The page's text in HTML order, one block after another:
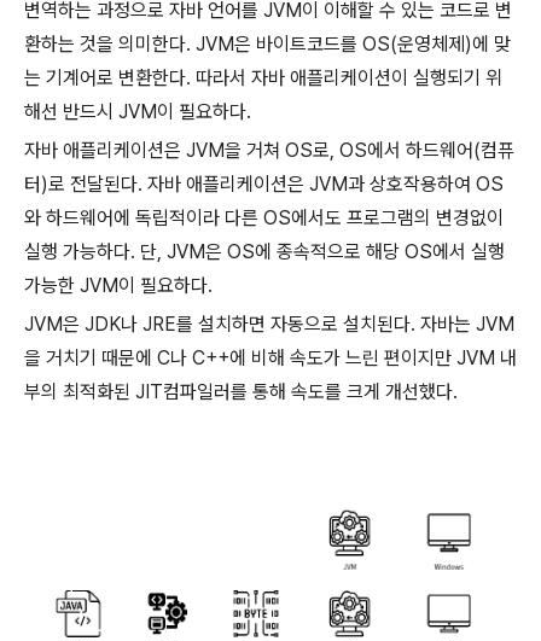
변역하는 과정으로 자바 언어를 JVM이 이해할 수 있는 코드로 변
환하는 것을 의미한다. JVM은 바이트코드를 OS(운영체제)에 맞
는 기계어로 변환한다. 따라서 자바 애플리케이션이 실행되기 위
해선 반드시 JVM이 필요하다.
자바 애플리케이션은 JVM을 거쳐 OS로, OS에서 하드웨어(컴퓨
터)로 전달된다. 자바 애플리케이션은 JVM과 상호작용하여 OS
와 하드웨어에 독립적이라 다른 OS에서도 프로그램의 변경없이
실행 가능하다. 단, JVM은 OS에 종속적으로 해당 OS에서 실행
가능한 JVM이 필요하다.
JVM은 JDK나 JRE를 설치하면 자동으로 설치된다. 자바는 JVM
을 거치기 때문에 C나 C++에 비해 속도가 느린 편이지만 JVM 내
부의 최적화된 JIT컴파일러를 통해 속도를 크게 개선했다.